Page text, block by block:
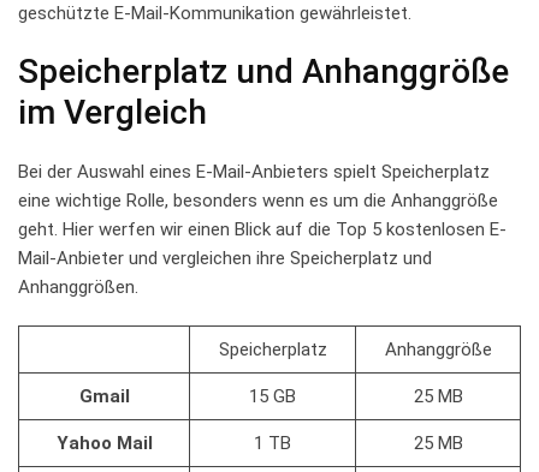
geschützte⁣ E-Mail-Kommunikation⁢ gewährleistet.
Speicherplatz und Anhanggröße
im ⁢Vergleich
Bei der Auswahl eines E-Mail-Anbieters spielt Speicherplatz
eine wichtige Rolle, besonders wenn es um die Anhanggröße‍
geht. Hier⁣ werfen wir einen Blick ‍auf die Top 5 kostenlosen E-
Mail-Anbieter und ‌vergleichen ihre‍ Speicherplatz und
Anhanggrößen.
Speicherplatz Anhanggröße
Gmail 15 GB 25‍ MB
Yahoo Mail 1 TB 25 MB